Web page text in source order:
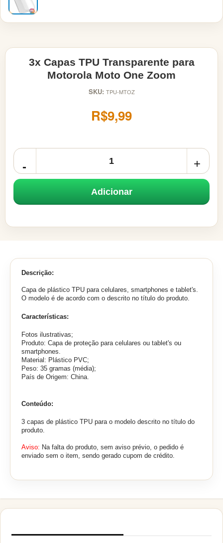
3x Capas TPU Transparente para
Motorola Moto One Zoom
SKU: TPU-MTOZ
R$9,99
Adicionar
Descrição:
Capa de plástico TPU para celulares, smartphones e tablet's.
O modelo é de acordo com o descrito no título do produto.
Características:
Fotos ilustrativas;
Produto: Capa de proteção para celulares ou tablet's ou
smartphones.
Material: Plástico PVC;
Peso: 35 gramas (média);
País de Origem: China.
Conteúdo:
3 capas de plástico TPU para o modelo descrito no título do
produto.
Aviso: Na falta do produto, sem aviso prévio, o pedido é
enviado sem o item, sendo gerado cupom de crédito.